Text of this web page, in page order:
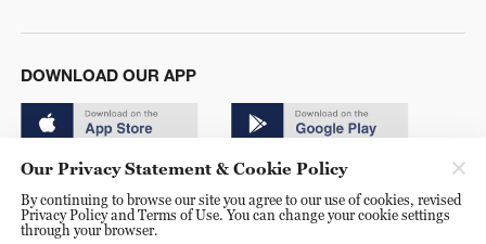
DOWNLOAD OUR APP
© China Radio International.CRI. All Rights Reserved. 16A
Our Privacy Statement & Cookie Policy
By continuing to browse our site you agree to our use of cookies, revised
Privacy Policy and Terms of Use. You can change your cookie settings
through your browser.